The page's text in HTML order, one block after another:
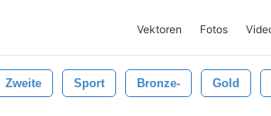
Vektoren Fotos
Zweite Sport Bronze- Gold